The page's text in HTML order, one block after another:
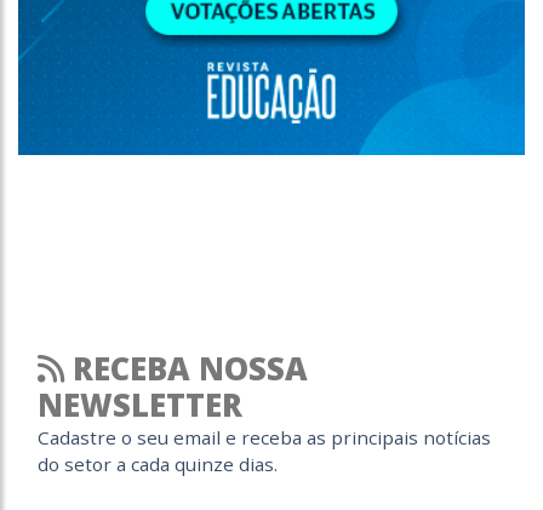
RECEBA NOSSA
NEWSLETTER
Cadastre o seu email e receba as principais notícias
do setor a cada quinze dias.